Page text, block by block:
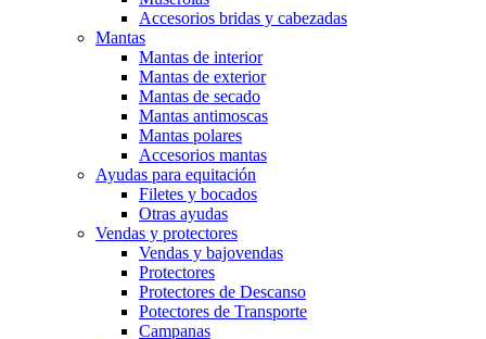
Accesorios bridas y cabezadas
Mantas
Mantas de interior
Mantas de exterior
Mantas de secado
Mantas antimoscas
Mantas polares
Accesorios mantas
Ayudas para equitación
Filetes y bocados
Otras ayudas
Vendas y protectores
Vendas y bajovendas
Protectores
Protectores de Descanso
Potectores de Transporte
Campanas